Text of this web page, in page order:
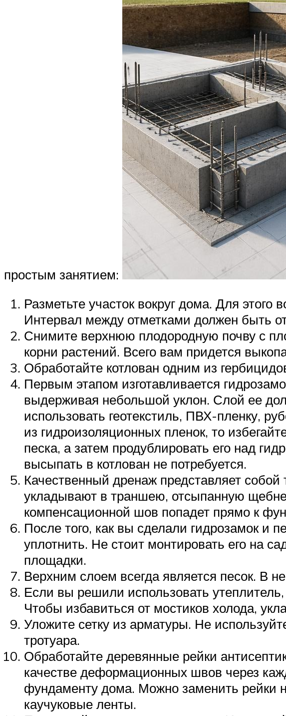
простым занятием:
Разметьте участок вокруг дома. Для
Интервал между отметками должен быть
Снимите верхнюю плодородную почву с
корни растений. Всего вам придется
Обработайте котлован одним из
Первым этапом изготавливается
выдерживая небольшой уклон. Слой ее
использовать геотекстиль, ПВХ-пленку,
из гидроизоляционных пленок, то
песка, а затем продублировать его над
высыпать в котлован не потребуется.
Качественный дренаж представляет
укладывают в траншею, отсыпанную
компенсационной шов попадет прямо к
После того, как вы сделали гидрозамок и
уплотнить. Не стоит монтировать его на
площадки.
Верхним слоем всегда является песок. В
Если вы решили использовать
Чтобы избавиться от мостиков холода,
Уложите сетку из арматуры. Не
тротуара.
Обработайте деревянные рейки
качестве деформационных швов через
фундаменту дома. Можно заменить рейки
каучуковые ленты.